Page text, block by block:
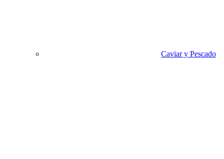
Caviar y Pescado